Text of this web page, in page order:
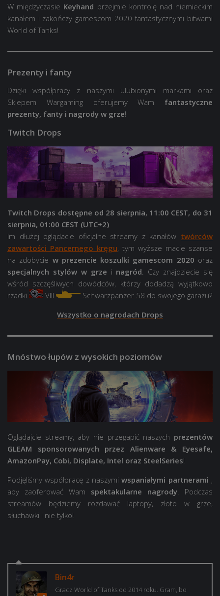
W międzyczasie Keyhand przejmie kontrolę nad niemieckim
kanałem i zakończy gamescom 2020 fantastycznymi bitwami
World of Tanks!
Prezenty i fanty
Dzięki współpracy z naszymi ulubionymi markami oraz
Sklepem Wargaming oferujemy Wam fantastyczne
prezenty, fanty i nagrody w grze!
Twitch Drops
Twitch Drops dostępne od 28 sierpnia, 11:00 CEST, do 31
sierpnia, 01:00 CEST (UTC+2)
Im dłużej oglądacie oficjalne streamy z kanałów twórców
zawartości Pancernego kręgu, tym wyższe macie szanse
na zdobycie w prezencie koszulki gamescom 2020 oraz
specjalnych stylów w grze i nagród . Czy znajdziecie się
wśród szczęśliwych dowódców, którzy dodadzą wyjątkowo
rzadki
VIII Schwarzpanzer 58 do swojego garażu?
Wszystko o nagrodach Drops
Mnóstwo łupów z wysokich poziomów
Oglądajcie streamy, aby nie przegapić naszych prezentów
GLEAM sponsorowanych przez Alienware & Eyesafe,
AmazonPay, Cobi, Displate, Intel oraz SteelSeries!
Podjęliśmy współpracę z naszymiwspaniałymi partnerami ,
aby zaoferować Wam spektakularne nagrody. Podczas
streamów będziemy rozdawać laptopy, złoto w grze,
słuchawki i nie tylko!
Bin4r
Gracz World of Tanks od 2014 roku. Gram, bo